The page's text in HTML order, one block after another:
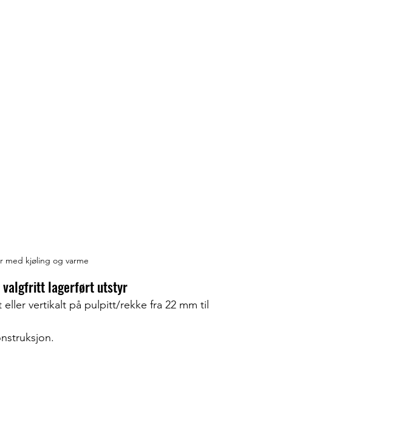
med kjøling og varme
valgfritt lagerført utstyr
vertikalt på pulpitt/rekke fra 22 mm til